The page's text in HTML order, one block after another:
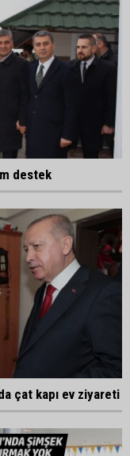
destek
çat kapı ev ziyareti